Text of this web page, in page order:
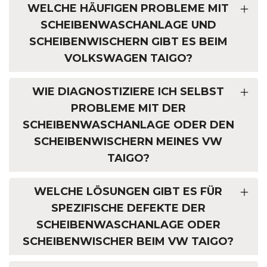
WELCHE HÄUFIGEN PROBLEME MIT
SCHEIBENWASCHANLAGE UND
SCHEIBENWISCHERN GIBT ES BEIM
VOLKSWAGEN TAIGO?
WIE DIAGNOSTIZIERE ICH SELBST
PROBLEME MIT DER
SCHEIBENWASCHANLAGE ODER DEN
SCHEIBENWISCHERN MEINES VW
TAIGO?
WELCHE LÖSUNGEN GIBT ES FÜR
SPEZIFISCHE DEFEKTE DER
SCHEIBENWASCHANLAGE ODER
SCHEIBENWISCHER BEIM VW TAIGO?